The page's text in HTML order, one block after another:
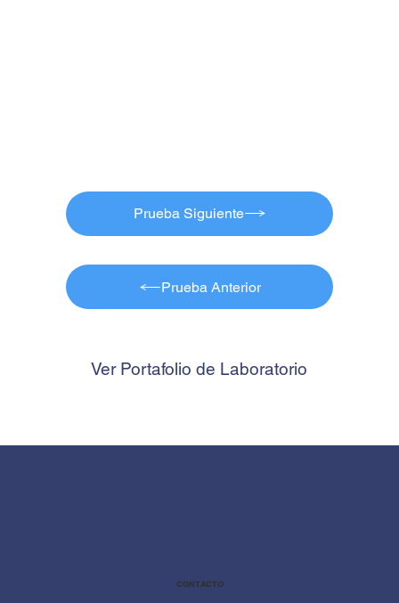
Prueba Anterior
Ver Portafolio de Laboratorio
Prueba Siguiente
CONTACTO